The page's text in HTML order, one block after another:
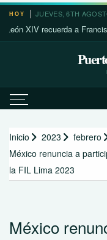
Saltar
contenido
HOY JUEVES, 6TH
XIV recuerda a Francisco a
Inicio 2023 febrero
México renuncia a
la FIL Lima 2023
México